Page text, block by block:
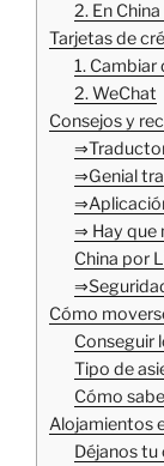
2. En
Tarjetas de
1. Cambiar
2. WeChat
Consejos y
⇒Genial
⇒ Hay que
China por
Cómo
Conseguir
Tipo de
Cómo
Alojamientos
Déjanos